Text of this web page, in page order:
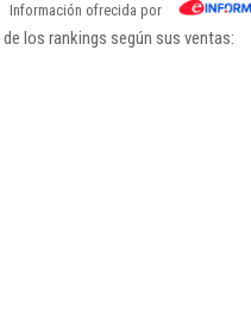
Información ofrecida por
los rankings según sus ventas: